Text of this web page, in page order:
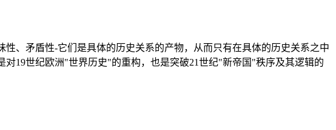
、矛盾性-它们是具体的历史关系的产物，从而只有在具体的历史关系之中
19世纪欧洲"世界历史"的重构，也是突破21世纪"新帝国"秩序及其逻辑的